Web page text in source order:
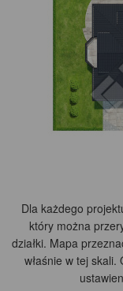
Dla każdego
który można
działki. Mapa
właśnie w tej